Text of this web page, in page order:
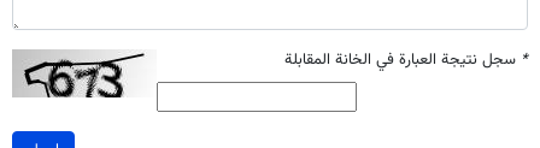
* سجل نتيجة العبارة في الخانة المقابلة